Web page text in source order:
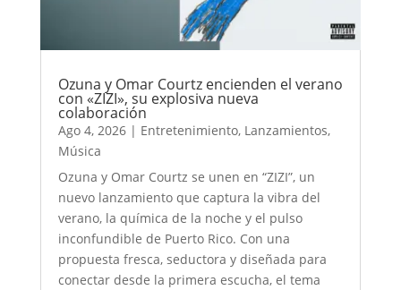
Ozuna y Omar Courtz encienden el verano
con «ZIZI», su explosiva nueva
colaboración
Ago 4, 2026| Entretenimiento, Lanzamientos,
Música
Ozuna y Omar Courtz se unen en “ZIZI”, un
nuevo lanzamiento que captura la vibra del
verano, la química de la noche y el pulso
inconfundible de Puerto Rico. Con una
propuesta fresca, seductora y diseñada para
conectar desde la primera escucha, el tema